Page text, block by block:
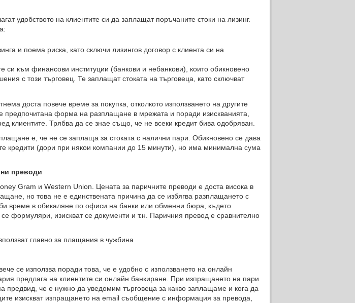
удобството на клиентите си да заплащат поръчаните стоки на лизинг.
и поема риска, като сключи лизингов договор с клиента си на
си към финансови институции (банкови и небанкови), които обикновено
с този търговец. Те заплащат стоката на търговеца, като сключват
доста повече време за покупка, отколкото използването на другите
предпочитана форма на разплащане в мрежата и поради изискванията,
клиентите. Трябва да се знае също, че не всеки кредит бива одобряван.
е, че не се заплаща за стоката с налични пари. Обикновено се дава
кредити (дори при някои компании до 15 минути), но има минимална сума
преводи
Gram и Western Union. Цената за паричните преводи е доста висока в
но това не е единствената причина да се избягва разплащането с
време в обикаляне по офиси на банки или обменни бюра, където
формуляри, изискват се документи и т.н. Паричния превод е сравнително
главно за плащания в чужбина
се използва поради това, че е удобно с използването на онлайн
предлага на клиентите си онлайн банкиране. При изпращането на пари
предвид, че е нужно да уведомим търговеца за какво заплащаме и кога да
изискват изпращането на email съобщение с информация за превода,